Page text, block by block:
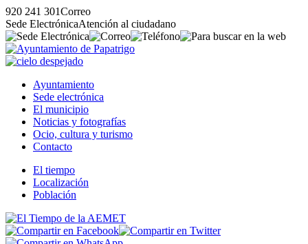
920 241 301Correo
Sede ElectrónicaAtención al ciudadano
Ayuntamiento
Sede electrónica
El municipio
Noticias y fotografías
Ocio, cultura y turismo
Contacto
El tiempo
Localización
Población